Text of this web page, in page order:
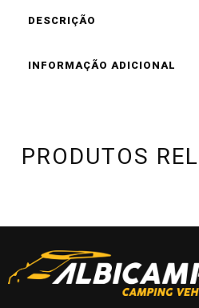
DESCRIÇÃO
INFORMAÇÃO ADICIONAL
PRODUTOS